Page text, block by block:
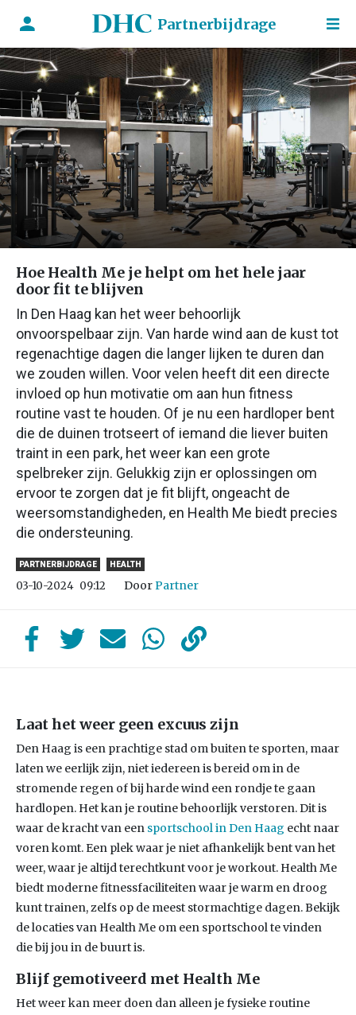
Partnerbijdrage
Hoe Health Me je helpt om het hele jaar
door fit te blijven
In Den Haag kan het weer behoorlijk
onvoorspelbaar zijn. Van harde wind aan de kust tot
regenachtige dagen die langer lijken te duren dan
we zouden willen. Voor velen heeft dit een directe
invloed op hun motivatie om aan hun fitness
routine vast te houden. Of je nu een hardloper bent
die de duinen trotseert of iemand die liever buiten
traint in een park, het weer kan een grote
spelbreker zijn. Gelukkig zijn er oplossingen om
ervoor te zorgen dat je fit blijft, ongeacht de
weersomstandigheden, en Health Me biedt precies
die ondersteuning.
PARTNERBIJDRAGE HEALTH
03-10-2024 09:12 DoorPartner
Laat het weer geen excuus zijn
Den Haag is een prachtige stad om buiten te sporten, maar
laten we eerlijk zijn, niet iedereen is bereid om in de
stromende regen of bij harde wind een rondje te gaan
hardlopen. Het kan je routine behoorlijk verstoren. Dit is
waar de kracht van een sportschool in Den Haag echt naar
voren komt. Een plek waar je niet afhankelijk bent van het
weer, waar je altijd terechtkunt voor je workout. Health Me
biedt moderne fitnessfaciliteiten waar je warm en droog
kunt trainen, zelfs op de meest stormachtige dagen. Bekijk
de locaties van Health Me om een sportschool te vinden
die bij jou in de buurt is.
Blijf gemotiveerd met Health Me
Het weer kan meer doen dan alleen je fysieke routine